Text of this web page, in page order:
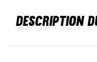
DESCRIPTION